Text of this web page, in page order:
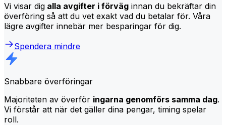
Vi visar dig alla avgifter i förväg innan du bekräftar din
överföring så att du vet exakt vad du betalar för. Våra
lägre avgifter innebär mer besparingar för dig.
Spendera mindre
Snabbare överföringar
Majoriteten av överför ingarna genomförs samma dag.
Vi förstår att när det gäller dina pengar, timing spelar
roll.